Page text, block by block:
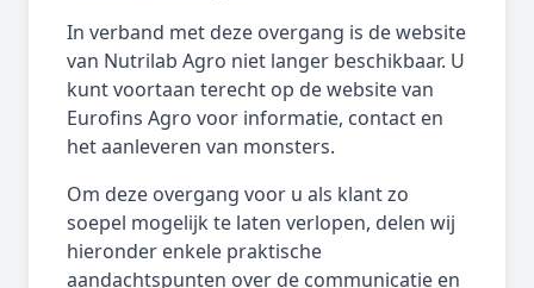
In verband met deze overgang is de website
van Nutrilab Agro niet langer beschikbaar. U
kunt voortaan terecht op de website van
Eurofins Agro voor informatie, contact en
het aanleveren van monsters.
Om deze overgang voor u als klant zo
soepel mogelijk te laten verlopen, delen wij
hieronder enkele praktische
aandachtspunten over de communicatie en